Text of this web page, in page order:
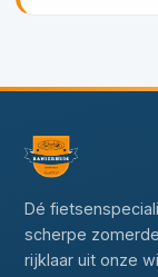
Dé
scherpe
rijklaar uit onze